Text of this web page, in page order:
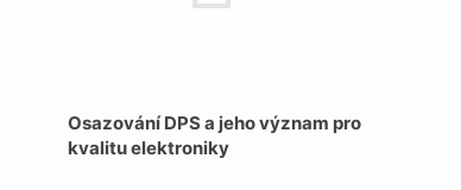
Osazování DPS a jeho význam pro
kvalitu elektroniky